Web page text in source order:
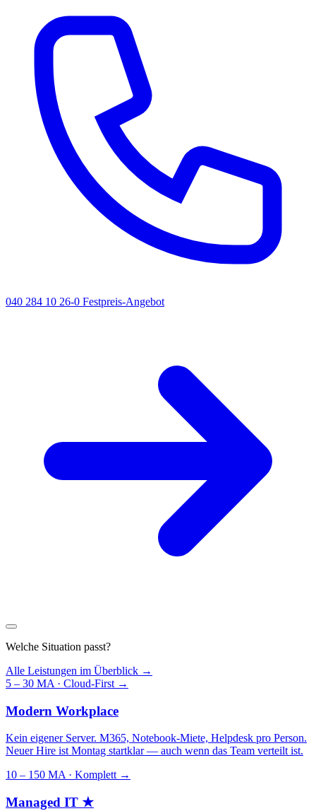
040 284 10 26-0 Festpreis-Angebot
Welche Situation passt?
Alle Leistungen im Überblick →
5 – 30 MA · Cloud-First →
Modern Workplace
Kein eigener Server. M365, Notebook-Miete, Helpdesk pro Person.
Neuer Hire ist Montag startklar — auch wenn das Team verteilt ist.
10 – 150 MA · Komplett →
Managed IT ★